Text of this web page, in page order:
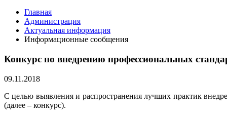
Главная
Администрация
Актуальная информация
Информационные сообщения
Конкурс по внедрению профессиональных
09.11.2018
С целью выявления и распространения лучших практик
(далее – конкурс).